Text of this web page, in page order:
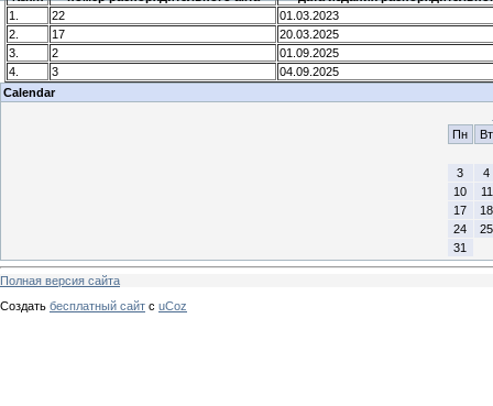
1.
22
01.03.2023
2.
17
20.03.2025
3.
2
01.09.2025
4.
3
04.09.2025
Calendar
Пн
Вт
3
4
10
11
17
18
24
25
31
Полная версия сайта
Создать бесплатный сайт с uCoz